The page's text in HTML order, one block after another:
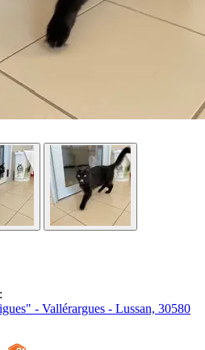
- Vallérargues - Lussan, 30580